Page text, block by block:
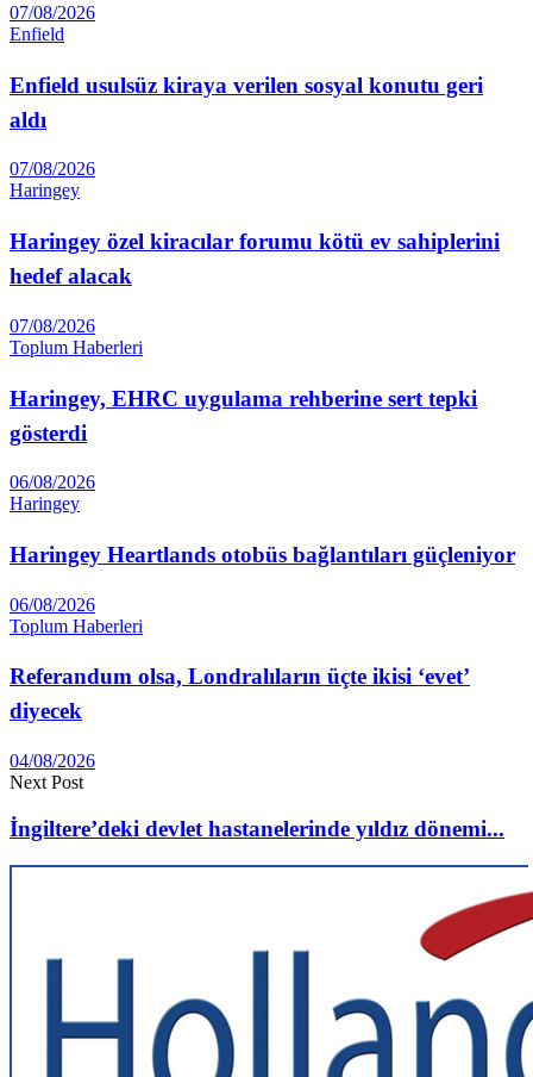
07/08/2026
Enfield
Enfield usulsüz kiraya verilen sosyal konutu geri
aldı
07/08/2026
Haringey
Haringey özel kiracılar forumu kötü ev sahiplerini
hedef alacak
07/08/2026
Toplum Haberleri
Haringey, EHRC uygulama rehberine sert tepki
gösterdi
06/08/2026
Haringey
Haringey Heartlands otobüs bağlantıları güçleniyor
06/08/2026
Toplum Haberleri
Referandum olsa, Londralıların üçte ikisi ‘evet’
diyecek
04/08/2026
Next Post
İngiltere’deki devlet hastanelerinde yıldız dönemi...